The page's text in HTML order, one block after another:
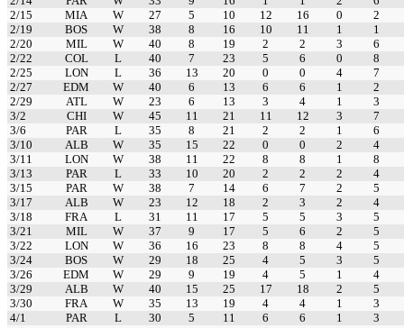
2/15
MIA W 27 5 10 12 16 0
2
2/19
BOS W 38 8 16 10 11 1
1
2/20
MIL W 40 8 19 2 2 3
6
2/22
COL L 40 7 23 5 6 0
8
2/25
LON L 36 13 20 0 0 4
7
2/27
EDM W 40 6 13 6 6 1
2
2/29
ATL W 23 6 13 3 4 1
3
3/2
CHI W 45 11 21 11 12 3
7
3/6
PAR L 35 8 21 2 2 1
6
3/10
ALB W 35 15 22 0 0 2
4
3/11
LON W 38 11 22 8 8 1
8
3/13
PAR L 33 10 20 2 2 2
4
3/15
PAR W 38 7 14 6 7 2
5
3/17
ALB W 23 12 18 2 3 2
4
3/18
FRA L 31 11 17 5 5 3
5
3/21
MIL W 37 9 17 5 6 2
5
3/22
LON W 36 16 23 8 8 4
5
3/24
BOS W 29 18 25 4 5 3
5
3/26
EDM W 29 9 19 4 5 1
4
3/29
ALB W 40 15 25 17 18 2
5
3/30
FRA W 35 13 19 4 4 1
3
4/1
PAR L 30 5 11 6 6 1
3